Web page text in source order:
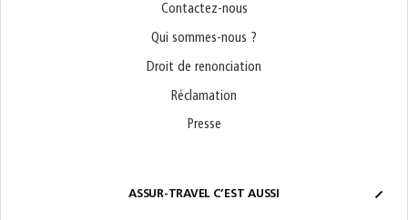
Contactez-nous
Qui sommes-nous ?
Droit de renonciation
Réclamation
Presse
ASSUR-TRAVEL C’EST AUSSI